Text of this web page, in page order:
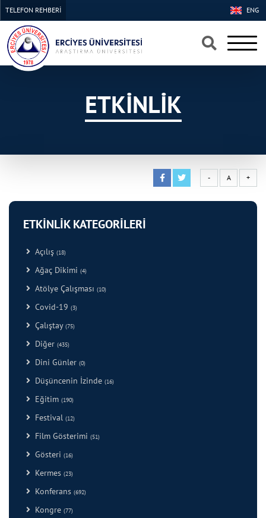
×
×
ENG
TELEFON REHBERİ
ETKİNLİK
- A +
ETKİNLİK KATEGORİLERİ
Açılış (18)
Ağaç Dikimi (4)
Atölye Çalışması (10)
Covid-19 (3)
Çalıştay (75)
Diğer (435)
Dini Günler (0)
Düşüncenin İzinde (16)
Eğitim (190)
Festival (12)
Film Gösterimi (51)
Gösteri (16)
Kermes (23)
Konferans (692)
Kongre (77)